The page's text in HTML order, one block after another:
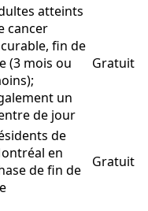
atteints
cancer
fin de
(3 mois ou
un
de jour
Gratuit
de
en
de fin de
Gratuit